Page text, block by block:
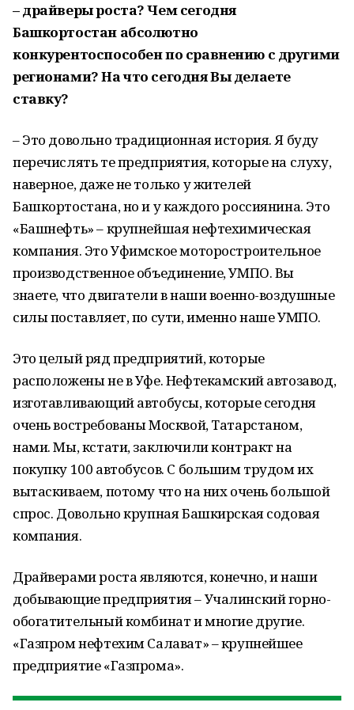
– драйверы роста? Чем сегодня
Башкортостан абсолютно
конкурентоспособен по сравнению с другими
регионами? На что сегодня Вы делаете
ставку?
– Это довольно традиционная история. Я буду
перечислять те предприятия, которые на слуху,
наверное, даже не только у жителей
Башкортостана, но и у каждого россиянина. Это
«Башнефть» – крупнейшая нефтехимическая
компания. Это Уфимское моторостроительное
производственное объединение, УМПО. Вы
знаете, что двигатели в наши военно-воздушные
силы поставляет, по сути, именно наше УМПО.
Это целый ряд предприятий, которые
расположены не в Уфе. Нефтекамский автозавод,
изготавливающий автобусы, которые сегодня
очень востребованы Москвой, Татарстаном,
нами. Мы, кстати, заключили контракт на
покупку 100 автобусов. С большим трудом их
вытаскиваем, потому что на них очень большой
спрос. Довольно крупная Башкирская содовая
компания.
Драйверами роста являются, конечно, и наши
добывающие предприятия – Учалинский горно-
обогатительный комбинат и многие другие.
«Газпром нефтехим Салават» – крупнейшее
предприятие «Газпрома».